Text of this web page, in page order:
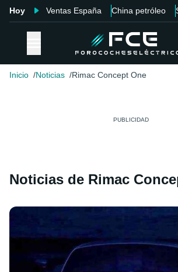
Hoy Ventas España China petróleo
Inicio Noticias Rimac Concept One
Noticias de Rimac